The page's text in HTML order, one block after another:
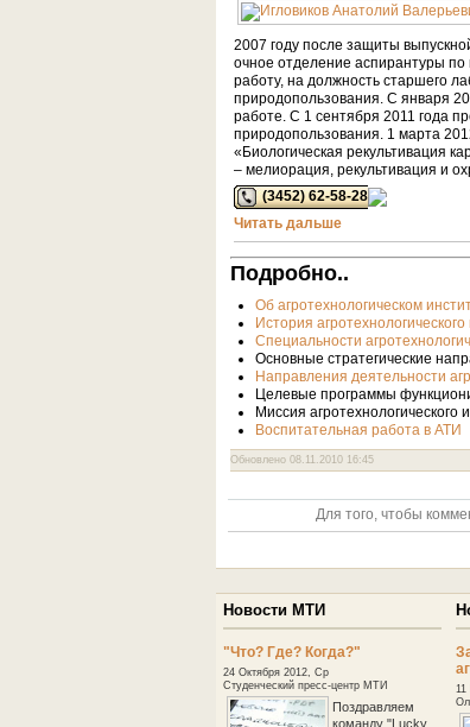
2007 году после защиты
очное отделение аспирантуры
работу, на должность старшего
природопользования. С января
работе. С 1 сентября 2011 года
природопользования. 1 марта
«Биологическая рекультивация
– мелиорация, рекультивация и
(3452) 62-58-28
Читать дальше
Подробно..
Об агротехнологическом
История агротехнологического
Специальности
Основные стратегические
Направления деятельности
Целевые программы
Миссия агротехнологического
Воспитательная работа в АТИ
Обновлено 08.11.2010 16:45
Для того, чтобы
Новости МТИ
"Что? Где? Когда?"
24 Октября 2012, Ср
Студенческий пресс-центр МТИ
Поздравляем
команду "Lucky